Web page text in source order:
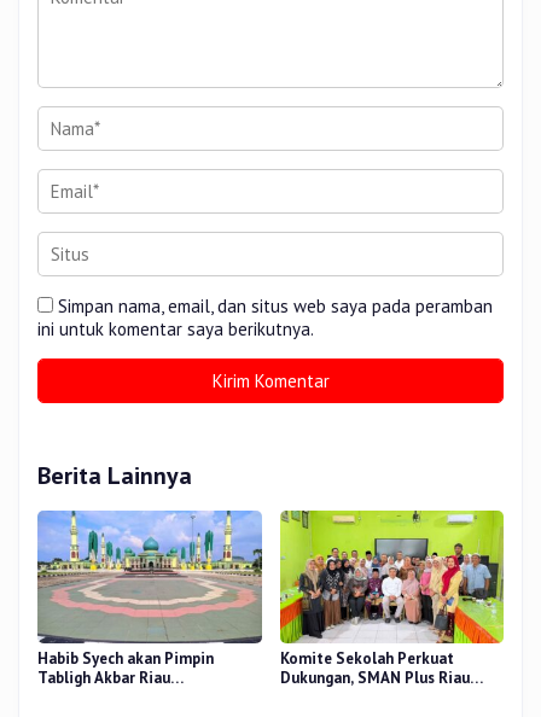
Simpan nama, email, dan situs web saya pada peramban
ini untuk komentar saya berikutnya.
Berita Lainnya
Habib Syech akan Pimpin
Tabligh Akbar Riau
Komite Sekolah Perkuat
Dukungan, SMAN Plus Riau